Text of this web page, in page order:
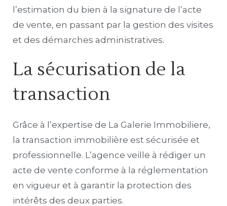
l’estimation du bien à la signature de l’acte
de vente, en passant par la gestion des visites
et des démarches administratives.
La sécurisation de la
transaction
Grâce à l’expertise de La Galerie Immobiliere,
la transaction immobilière est sécurisée et
professionnelle. L’agence veille à rédiger un
acte de vente conforme à la réglementation
en vigueur et à garantir la protection des
intérêts des deux parties.